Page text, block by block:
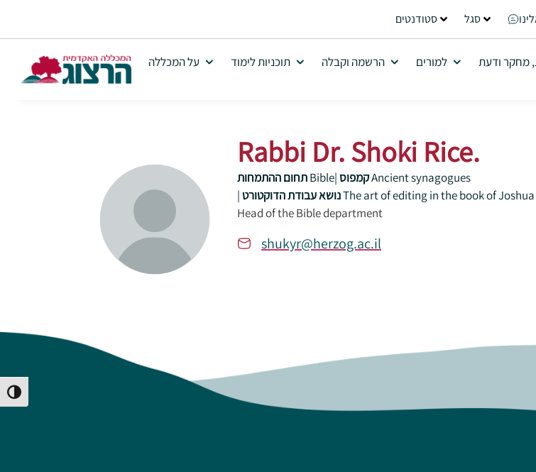
Toggle High Contrast
סטודנטים סגל
על המכללה תוכניות לימוד הרשמה וקבלה למורים מחקר ודעת
Rabbi Dr. Shoki Rice.
תחום ההתמחותBible| קמפוסAncient synagogues
|
נושא עבודת הדוקטורטThe art of editing in the book of
Head of the Bible department
shukyr@herzog.ac.il